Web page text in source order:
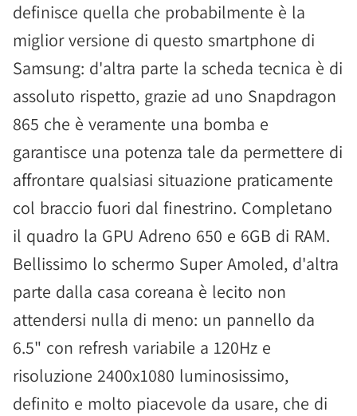
definisce quella che probabilmente è la
miglior versione di questo smartphone di
Samsung: d'altra parte la scheda tecnica è di
assoluto rispetto, grazie ad uno Snapdragon
865 che è veramente una bomba e
garantisce una potenza tale da permettere di
affrontare qualsiasi situazione praticamente
col braccio fuori dal finestrino. Completano
il quadro la GPU Adreno 650 e 6GB di RAM.
Bellissimo lo schermo Super Amoled, d'altra
parte dalla casa coreana è lecito non
attendersi nulla di meno: un pannello da
6.5" con refresh variabile a 120Hz e
risoluzione 2400x1080 luminosissimo,
definito e molto piacevole da usare, che di